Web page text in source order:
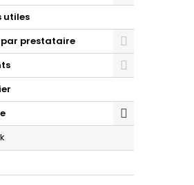
utiles
par prestataire